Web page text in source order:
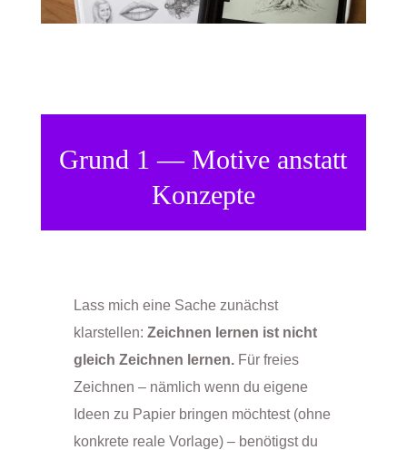
Grund 1 — Motive anstatt
Konzepte
Lass mich eine Sache zunächst
klarstellen: Zeichnen lernen ist nicht
gleich Zeichnen lernen.Für freies
Zeichnen – nämlich wenn du eigene
Ideen zu Papier bringen möchtest (ohne
konkrete reale Vorlage) – benötigst du